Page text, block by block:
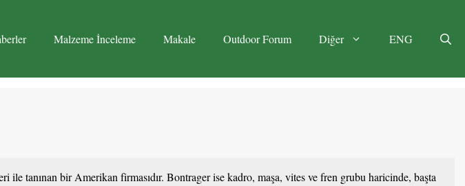
Malzeme İnceleme Makale Outdoor Forum Diğer ENG
tanınan bir Amerikan firmasıdır. Bontrager ise kadro, maşa, vites ve fren grubu haricinde, başta